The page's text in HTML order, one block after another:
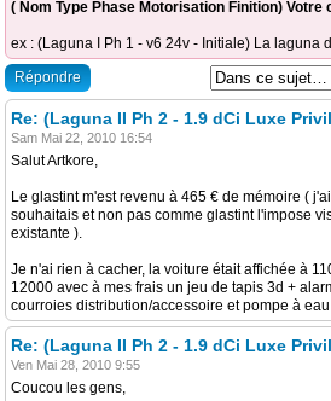
( Nom Type Phase Motorisation Finition) Votre
ex : (Laguna I Ph 1 - v6 24v - Initiale) La laguna
Répondre
Re: (Laguna II Ph 2 - 1.9 dCi Luxe
Sam Mai 22, 2010 16:54
Salut Artkore,
Le glastint m'est revenu à 465 € de mémoire (
souhaitais et non pas comme glastint l'impose
existante ).
Je n'ai rien à cacher, la voiture était affichée à
12000 avec à mes frais un jeu de tapis 3d +
courroies distribution/accessoire et pompe à
Re: (Laguna II Ph 2 - 1.9 dCi Luxe
Ven Mai 28, 2010 9:55
Coucou les gens,